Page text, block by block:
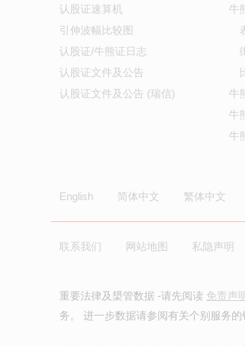
认股证速算机
引伸波幅比较图
认股证/牛熊证日志
认股证文件及公告
认股证文件及公告 (瑞信)
牛
牛
牛
牛
English 简体中文 繁体中文
联系我们 网站地图 私隐声明
重要法律及槼管数据 -请先阅读 免责声
务。 进一步数据请参阅有关个别服务